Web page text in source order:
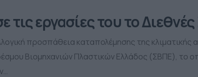
τις εργασίες του το
προσπάθεια καταπολέμησης της
Βιομηχανιών Πλαστικών Ελλάδος (ΣΒΠΕ), το